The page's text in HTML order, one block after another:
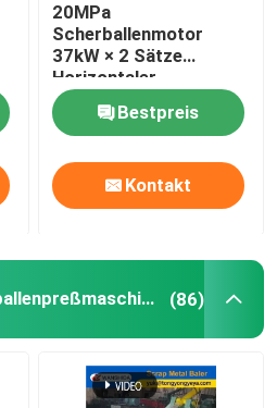
20MPa
Scherballenmotor
37kW × 2 Sätze
Horizontaler
Metallschrott-
Ballenpresse für
Schwerlast-
Schrottrecycling
Bestpreis
Kontakt
Hydraulische Metallballenpreßmaschine (86)